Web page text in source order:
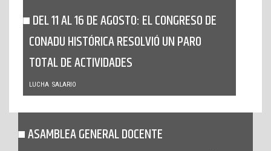
DEL 11 AL 16 DE AGOSTO: EL CONGRESO DE
CONADU HISTÓRICA RESOLVIÓ UN PARO
TOTAL DE ACTIVIDADES
LUCHA SALARIO
ASAMBLEA GENERAL DOCENTE